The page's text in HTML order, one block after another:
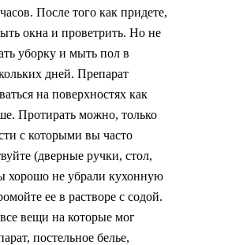
После того как придете,
окна и проветрить. Но не
уборку и мыть пол в
дней. Препарат
на поверхностях как
Протирать можно, только
с которыми вы часто
(дверные ручки, стол,
хорошо не убрали кухонную
ее в растворе с содой.
вещи на которые мог
постельное белье,